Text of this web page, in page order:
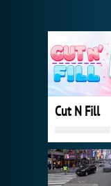
Cut N Fill